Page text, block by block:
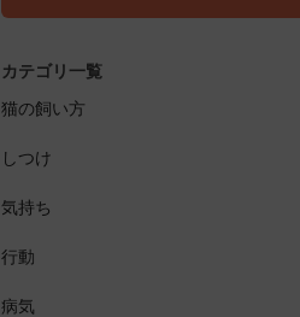
カテゴリ一覧
猫の飼い方
しつけ
気持ち
行動
病気